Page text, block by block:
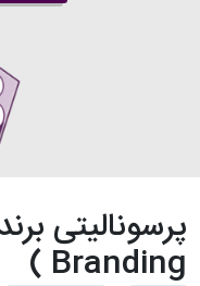
Branding )